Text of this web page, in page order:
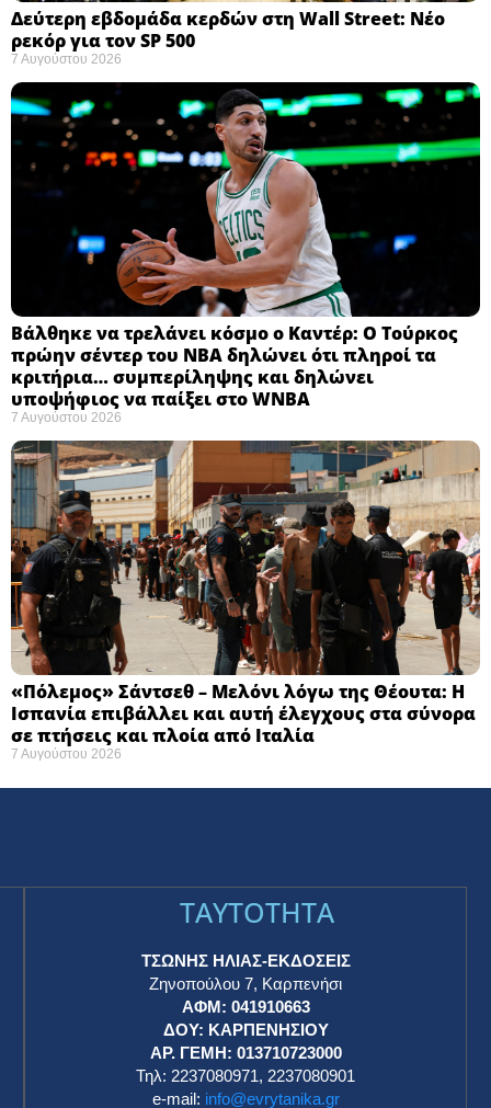
Δεύτερη εβδομάδα κερδών στη Wall Street: Νέο
ρεκόρ για τον SP 500
7 Αυγούστου 2026
Βάλθηκε να τρελάνει κόσμο ο Καντέρ: Ο Τούρκος
πρώην σέντερ του NBA δηλώνει ότι πληροί τα
κριτήρια… συμπερίληψης και δηλώνει
υποψήφιος να παίξει στο WNBA
7 Αυγούστου 2026
«Πόλεμος» Σάντσεθ – Μελόνι λόγω της Θέουτα: Η
Ισπανία επιβάλλει και αυτή έλεγχους στα σύνορα
σε πτήσεις και πλοία από Ιταλία
7 Αυγούστου 2026
TAYTOTHTA
ΤΣΩΝΗΣ ΗΛΙΑΣ-ΕΚΔΟΣΕΙΣ
Ζηνοπούλου 7, Καρπενήσι
ΑΦΜ: 041910663
ΔΟΥ: ΚΑΡΠΕΝΗΣΙΟΥ
ΑΡ. ΓΕΜΗ: 013710723000
Τηλ: 2237080971, 2237080901
e-mail: info@evrytanika.gr